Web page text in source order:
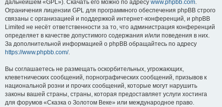
дальнейшем «GPL»). Скачать его можно по адресу www.phpbb.com.
Ограничения лицензии GPL для программного обеспечения phpBB строго
связаны с организацией и поддержкой интернет-конференций, и phpBB
Limited не несёт ответственности за то, что администрация конференций
определяет в качестве допустимого содержания и/или поведения в них.
За дополнительной информацией о phpBB обращайтесь по адресу
https://www.phpbb.com/.
Вы соглашаетесь не размещать оскорбительных, угрожающих,
клеветнических сообщений, порнографических сообщений, призывов к
национальной розни и прочих сообщений, которые могут нарушить
законы вашей страны, страны, которая предоставляет услуги хостинга
для форумов «Сказка о Золотом Веке» или международное право.